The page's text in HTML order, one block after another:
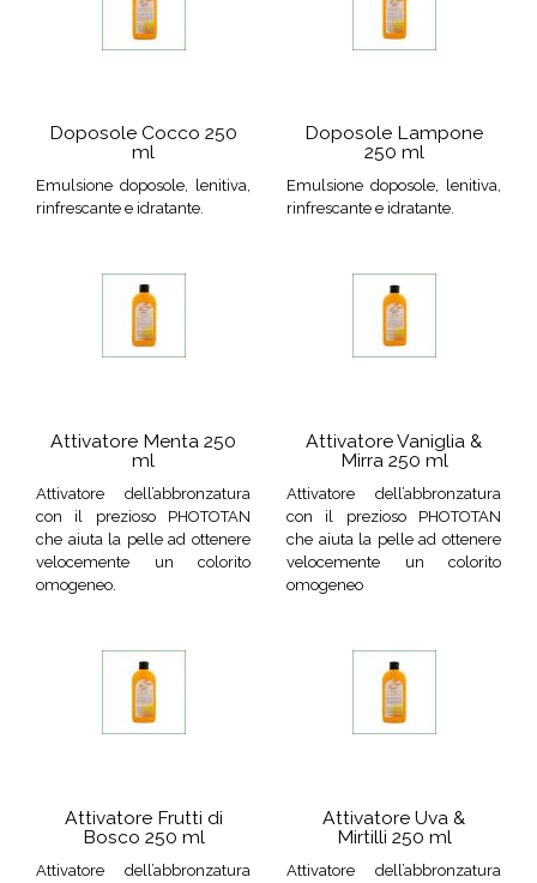
Doposole Cocco 250
ml
Emulsione doposole, lenitiva,
rinfrescante e idratante.
Doposole Lampone
250 ml
Emulsione doposole, lenitiva,
rinfrescante e idratante.
Attivatore Menta 250
ml
Attivatore dell’abbronzatura
con il prezioso PHOTOTAN
che aiuta la pelle ad ottenere
velocemente un colorito
omogeneo.
Attivatore Vaniglia &
Mirra 250 ml
Attivatore dell’abbronzatura
con il prezioso PHOTOTAN
che aiuta la pelle ad ottenere
velocemente un colorito
omogeneo
Attivatore Frutti di
Bosco 250 ml
Attivatore dell’abbronzatura
Attivatore Uva &
Mirtilli 250 ml
Attivatore dell’abbronzatura